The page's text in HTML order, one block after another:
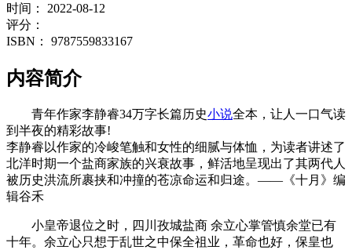
时间：
2022-08-12
评分：
ISBN：
9787559833167
内容简介
青年作家李静睿34万字长篇历史小说全本，让人一口气读
到半夜的精彩故事!
李静睿以作家的冷峻笔触和女性的细腻与体恤，为读者讲述了
北洋时期一个盐商家族的兴衰故事，鲜活地呈现出了其两代人
被历史洪流所裹挟和冲撞的苍凉命运和归途。——《十月》编
辑谷禾
小皇帝退位之时，四川孜城盐商 余立心掌管慎余堂已有
十年。余立心只想于乱世之中保全祖业，革命也好，保皇也